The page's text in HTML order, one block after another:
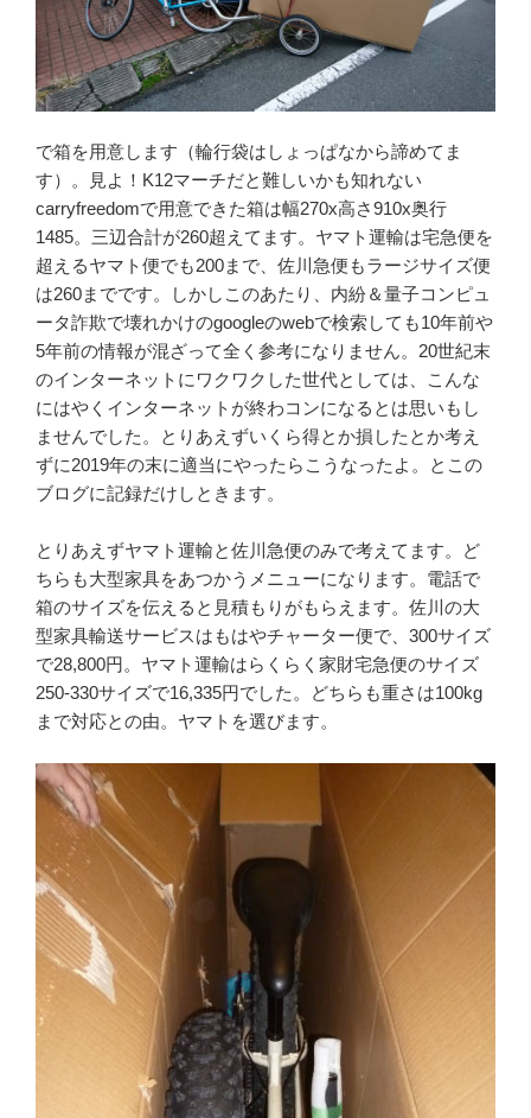
で箱を用意します（輪行袋はしょっぱなから諦めてま
す）。見よ！K12マーチだと難しいかも知れない
carryfreedomで用意できた箱は幅270x高さ910x奥行
1485。三辺合計が260超えてます。ヤマト運輸は宅急便を
超えるヤマト便でも200まで、佐川急便もラージサイズ便
は260までです。しかしこのあたり、内紛＆量子コンピュ
ータ詐欺で壊れかけのgoogleのwebで検索しても10年前や
5年前の情報が混ざって全く参考になりません。20世紀末
のインターネットにワクワクした世代としては、こんな
にはやくインターネットが終わコンになるとは思いもし
ませんでした。とりあえずいくら得とか損したとか考え
ずに2019年の末に適当にやったらこうなったよ。とこの
ブログに記録だけしときます。
とりあえずヤマト運輸と佐川急便のみで考えてます。ど
ちらも大型家具をあつかうメニューになります。電話で
箱のサイズを伝えると見積もりがもらえます。佐川の大
型家具輸送サービスはもはやチャーター便で、300サイズ
で28,800円。ヤマト運輸はらくらく家財宅急便のサイズ
250-330サイズで16,335円でした。どちらも重さは100kg
まで対応との由。ヤマトを選びます。